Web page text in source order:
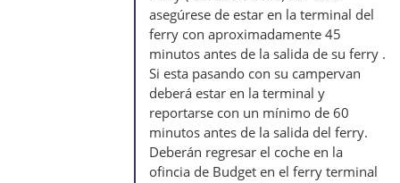
asegúrese de estar en la terminal del
ferry con aproximadamente 45
minutos antes de la salida de su ferry .
Si esta pasando con su campervan
deberá estar en la terminal y
reportarse con un mínimo de 60
minutos antes de la salida del ferry.
Deberán regresar el coche en la
ofincia de Budget en el ferry terminal